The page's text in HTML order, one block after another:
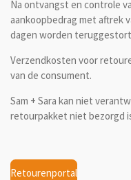
Na ontvangst en controle
aankoopbedrag met aftrek
dagen worden
Verzendkosten voor
van de consument.
Sam + Sara kan niet
retourpakket niet bezorgd
Retourenportal